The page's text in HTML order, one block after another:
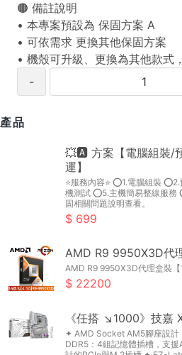
🟠 備註說明
• 本專案預設為 保固方案 A
• 可依需求 更換其他保固方案
• 機殼可升級、更換為其他款式
-
產品
💥🅰 方案【電腦組裝/
運】
⭐服務內容⭐ ⭕1.電腦組裝
機測試 ⭕5.主機簡易整線服務
固相關問題說明查看。
699
AMD R9 9950X3D代
AMD R9 9950X3D代理盒裝
22200
《任搭 ↘1000》技嘉
✦ AMD Socket AM5腳座設
DDR5：4組記憶體插槽，支